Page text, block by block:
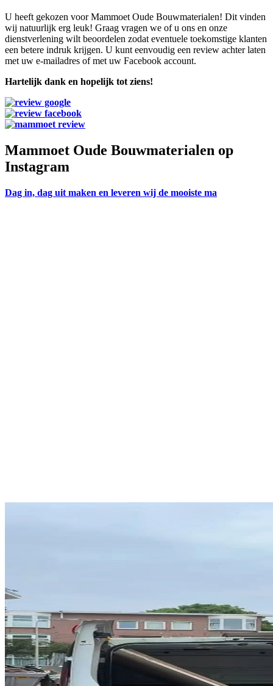
U heeft gekozen voor Mammoet Oude Bouwmaterialen! Dit vinden
wij natuurlijk erg leuk! Graag vragen we of u ons en onze
dienstverlening wilt beoordelen zodat eventuele toekomstige klanten
een betere indruk krijgen. U kunt eenvoudig een review achter laten
met uw e-mailadres of met uw Facebook account.
Hartelijk dank en hopelijk tot ziens!
Mammoet Oude Bouwmaterialen op
Instagram
Dag in, dag uit maken en leveren wij de mooiste ma